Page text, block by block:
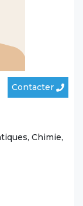
Contacter
Chimie,